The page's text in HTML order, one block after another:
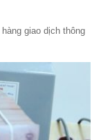
giao dịch thông